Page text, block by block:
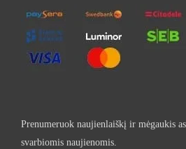
Prenumeruok naujienlaiškį ir mėgaukis
svarbiomis naujienomis.